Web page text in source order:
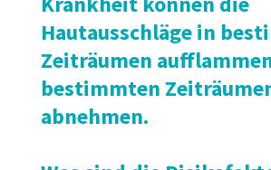
Hautausschläge in
Zeiträumen
bestimmten
abnehmen.